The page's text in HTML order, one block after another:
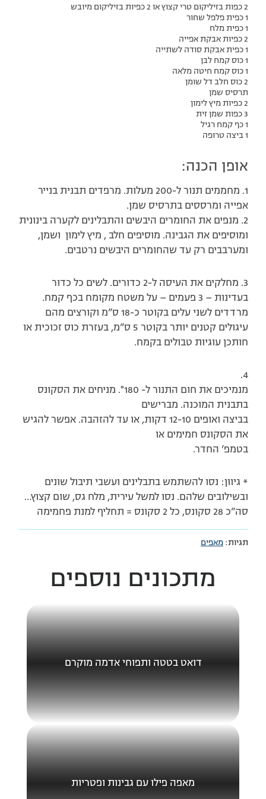
2 כפות בזיליקום טרי קצוץ או 2 כפיות בזיליקום מיובש
1 כפית פלפל שחור
1 כפית מלח
2 כפיות אבקת אפייה
1 כפית אבקת סודה לשתייה
1 כוס קמח לבן
1 כוס קמח חיטה מלאה
2 כוס חלב דל שומן
תרסיס שמן
2 כפיות מיץ לימון
3 כפות שמן זית
1 כף קמח רגיל
1 ביצה טרופה
אופן הכנה:
1. מחממים תנור ל-200 מעלות. מרפדים תבנית בנייר
אפייה ומרססים בתרסיס שמן.
2. מנפים את החומרים היבשים והתבלינים לקערה בינונית
ומוסיפים את הגבינה. מוסיפים חלב , מיץ לימון ושמן,
ומערבבים רק עד שהחומרים היבשים נרטבים.
3. מחלקים את העיסה ל-2 כדורים. לשים כל כדור
בעדינות – 3 פעמים – על משטח מקומח בכף קמח.
מרדדים לשני עלים בקוטר כ-18 ס”מ וקורצים מהם
עיגולים קטנים יותר בקוטר 5 ס”מ, בעזרת כוס זכוכית או
חותכן עוגיות טבולים בקמח.
4.
מנמיכים את חום התנור ל- °180. מניחים את הסקונס
בתבנית המוכנה. מברישים
בביצה ואופים 12-10 דקות, או עד להזהבה. אפשר להגיש
את הסקונס חמימים או
בטמפ’ החדר.
* גיוון: נסו להשתמש בתבלינים ועשבי תיבול שונים
ובשילובים שלהם. נסו למשל עירית, מלח גס, שום קצוץ…
סה”כ 28 סקונס, כל 2 סקונס = תחליף למנת פחמימה
תגיות: מאפים
מתכונים נוספים
דואט בטטה ותפוחי אדמה מוקרם
מאפה פילו עם גבינות ופטריות